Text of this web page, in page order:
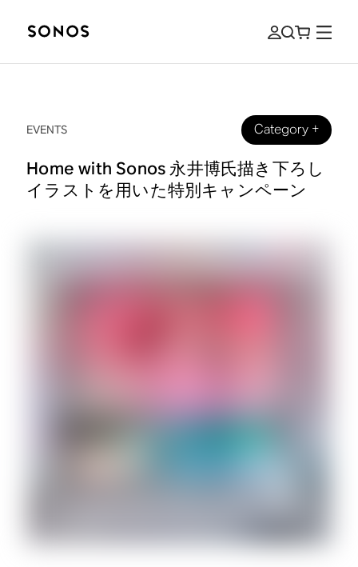
EVENTS Category+
Home with Sonos 永井博氏描き下ろし
イラストを用いた特別キャンペーン